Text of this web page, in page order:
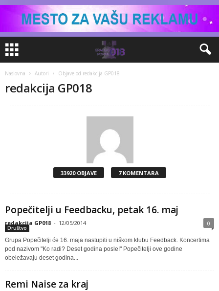
Naslovna Autori Objave od redakcija GP018
redakcija GP018
33920 OBJAVE 7 KOMENTARA
Popečitelji u Feedbacku, petak 16. maj
redakcija GP018 - 12/05/2014 0
Društvo
Grupa Popečitelji će 16. maja nastupiti u niškom klubu Feedback. Koncertima
pod nazivom "Ko radi? Deset godina posle!" Popečitelji ove godine
obeležavaju deset godina...
Remi Naise za kraj